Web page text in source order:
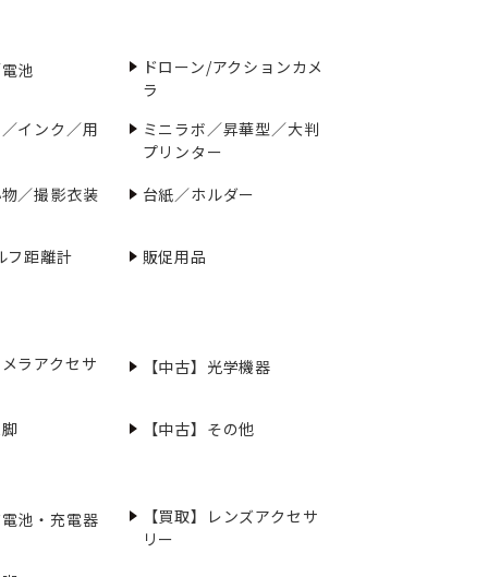
池
ドローン/アクションカメ
ラ
インク／用
ミニラボ／昇華型／大判
プリンター
／撮影衣装
台紙／ホルダー
フ距離計 販促用品
ラアクセサ 【中古】光学機器
【中古】その他
池・充電器
【買取】レンズアクセサ
リー